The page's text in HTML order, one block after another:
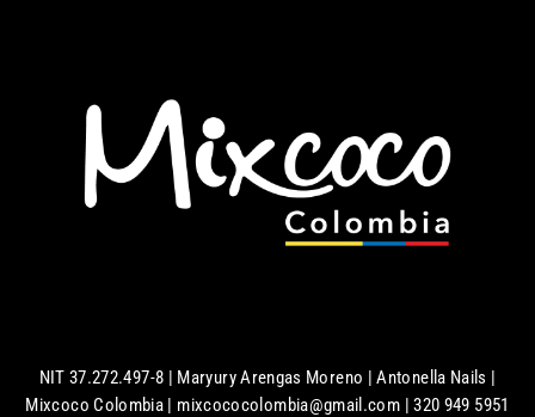
NIT 37.272.497-8 | Maryury Arengas Moreno | Antonella Nails |
Mixcoco Colombia | mixcococolombia@gmail.com | 320 949 5951